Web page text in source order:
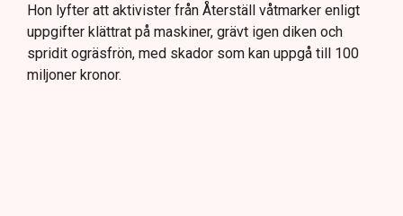
Hon lyfter att aktivister från Återställ våtmarker enligt
uppgifter klättrat på maskiner, grävt igen diken och
spridit ogräsfrön, med skador som kan uppgå till 100
miljoner kronor.